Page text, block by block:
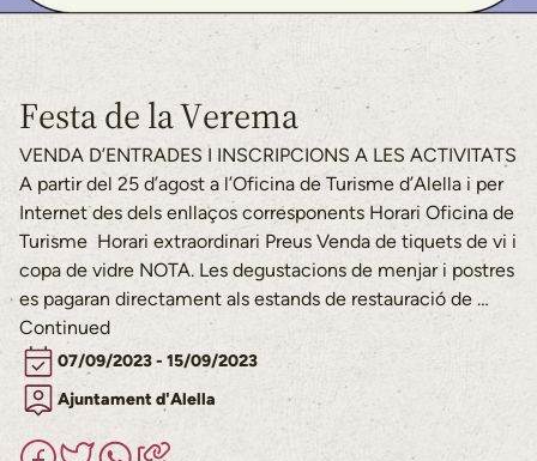
Festa de la Verema
VENDA D’ENTRADES I INSCRIPCIONS A LES ACTIVITATS
A partir del 25 d’agost a l’Oficina de Turisme d’Alella i per
Internet des dels enllaços corresponents Horari Oficina de
Turisme Horari extraordinari Preus Venda de tiquets de vi i
copa de vidre NOTA. Les degustacions de menjar i postres
es pagaran directament als estands de restauració de …
Continued
07/09/2023 - 15/09/2023
Ajuntament d'Alella